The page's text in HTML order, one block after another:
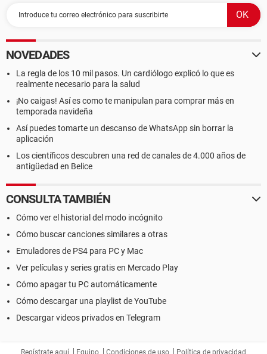
NOVEDADES
La regla de los 10 mil pasos. Un cardiólogo explicó lo que es
realmente necesario para la salud
¡No caigas! Así es como te manipulan para comprar más en
temporada navideña
Así puedes tomarte un descanso de WhatsApp sin borrar la
aplicación
Los científicos descubren una red de canales de 4.000 años de
antigüedad en Belice
CONSULTA TAMBIÉN
Cómo ver el historial del modo incógnito
Cómo buscar canciones similares a otras
Emuladores de PS4 para PC y Mac
Ver películas y series gratis en Mercado Play
Cómo apagar tu PC automáticamente
Cómo descargar una playlist de YouTube
Descargar videos privados en Telegram
Regístrate aquí Equipo Condiciones de uso Política de privacidad